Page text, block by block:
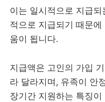
이는 일시적으로 지급
적으로 지급되기 때문
움이 됩니다.
지급액은 고인의 가입
라 달라지며, 유족이 안
장기간 지원하는 특징이